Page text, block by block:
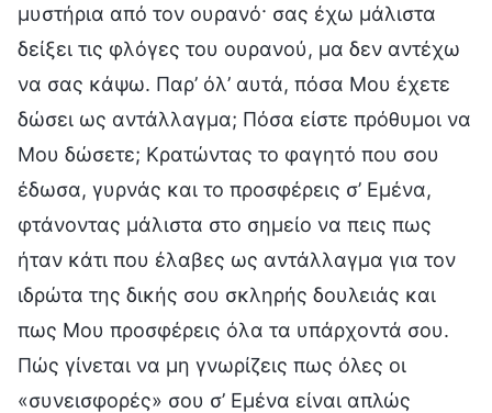
μυστήρια από τον ουρανό· σας έχω μάλιστα
δείξει τις φλόγες του ουρανού, μα δεν αντέχω
να σας κάψω. Παρ’ όλ’ αυτά, πόσα Μου έχετε
δώσει ως αντάλλαγμα; Πόσα είστε πρόθυμοι να
Μου δώσετε; Κρατώντας το φαγητό που σου
έδωσα, γυρνάς και το προσφέρεις σ’ Εμένα,
φτάνοντας μάλιστα στο σημείο να πεις πως
ήταν κάτι που έλαβες ως αντάλλαγμα για τον
ιδρώτα της δικής σου σκληρής δουλειάς και
πως Μου προσφέρεις όλα τα υπάρχοντά σου.
Πώς γίνεται να μη γνωρίζεις πως όλες οι
«συνεισφορές» σου σ’ Εμένα είναι απλώς